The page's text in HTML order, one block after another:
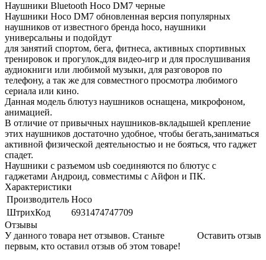
Наушники Bluetooth Hoco DM7 черные
Наушники Hoco DM7 обновленная версия популярных
наушников от известного бренда hoco, наушники
универсальны и подойдут
для занятий спортом, бега, фитнеса, активных спортивных
тренировок и прогулок,для видео-игр и для прослушивания
аудиокниги или любимой музыки, для разговоров по
телефону, а так же для совместного просмотра любимого
сериала или кино.
Данная модель блютуз наушников оснащена, микрофоном,
анимацией.
В отличие от привычных наушников-вкладышей крепление
этих наушников достаточно удобное, чтобы бегать,заниматься
активной физической деятельностью и не бояться, что гаджет
спадет.
Наушники с разъемом usb соединяются по блютус с
гаджетами Андроид, совместимы с Айфон и ПК.
Характеристики
Производитель Hoco
ШтрихКод
6931474747709
Отзывы
Оставить отзыв
У данного товара нет отзывов. Станьте
первым, кто оставил отзыв об этом товаре!